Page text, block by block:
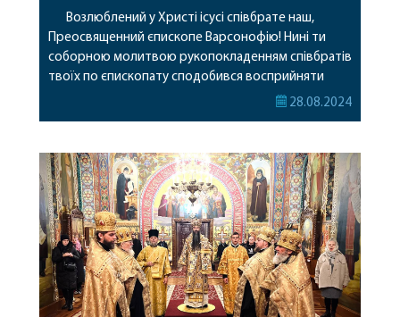
Возлюблений у Христі ісусі співбрате наш,
Преосвященний єпископе Варсонофію! Нині ти
соборною молитвою рукопокладенням співбратів
твоїх по єпископату сподобився восприйняти
Божу благодать, освячуючу тебе до високого
розширює своє служіння в навколишньому світі,
який ставить перед нею нові запитання, на які
необхідно дати […]
28.08.2024